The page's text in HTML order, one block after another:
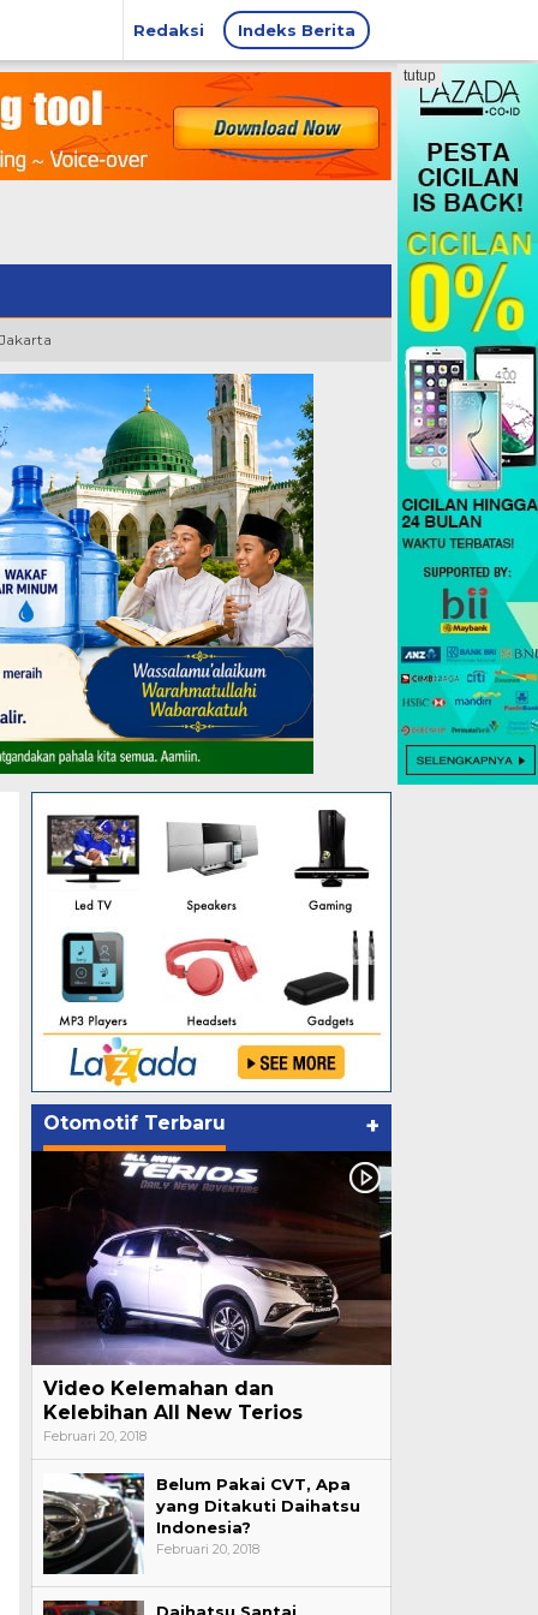
Redaksi Indeks Berita
tutup
Otomotif Terbaru +
Video Kelemahan dan
Kelebihan All New Terios
Februari 20, 2018
Belum Pakai CVT, Apa
yang Ditakuti Daihatsu
Indonesia?
Februari 20, 2018